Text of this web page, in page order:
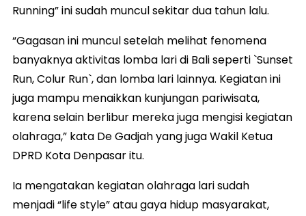
Running” ini sudah muncul sekitar dua tahun lalu.
“Gagasan ini muncul setelah melihat fenomena
banyaknya aktivitas lomba lari di Bali seperti `Sunset
Run, Colur Run`, dan lomba lari lainnya. Kegiatan ini
juga mampu menaikkan kunjungan pariwisata,
karena selain berlibur mereka juga mengisi kegiatan
olahraga,” kata De Gadjah yang juga Wakil Ketua
DPRD Kota Denpasar itu.
Ia mengatakan kegiatan olahraga lari sudah
menjadi “life style” atau gaya hidup masyarakat,